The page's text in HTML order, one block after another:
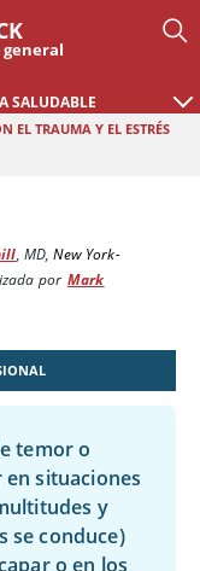
SALUDABLE
EL TRAUMA Y EL ESTRÉS
, MD,New York-
por Mark
temor o
situaciones
y
se conduce)
o en los